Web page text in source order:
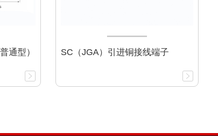
通型） SC（JGA）引进铜接线端子